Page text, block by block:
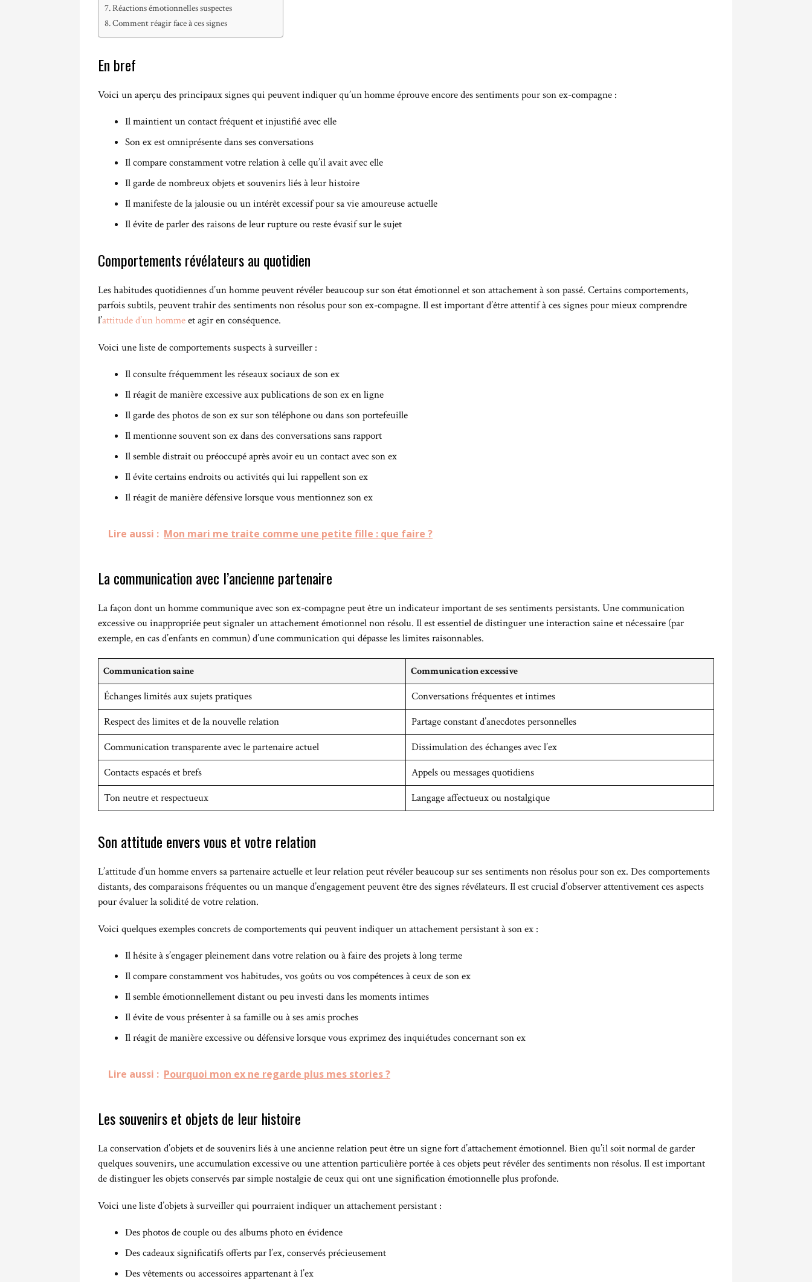
Réactions émotionnelles suspectes
Comment réagir face à ces signes
En bref
Voici un aperçu des principaux signes qui peuvent indiquer qu’un homme éprouve encore des sentiments pour son ex-compagne :
Il maintient un contact fréquent et injustifié avec elle
Son ex est omniprésente dans ses conversations
Il compare constamment votre relation à celle qu’il avait avec elle
Il garde de nombreux objets et souvenirs liés à leur histoire
Il manifeste de la jalousie ou un intérêt excessif pour sa vie amoureuse actuelle
Il évite de parler des raisons de leur rupture ou reste évasif sur le sujet
Comportements révélateurs au quotidien
Les habitudes quotidiennes d’un homme peuvent révéler beaucoup sur son état émotionnel et son attachement à son passé. Certains comportements,
parfois subtils, peuvent trahir des sentiments non résolus pour son ex-compagne. Il est important d’être attentif à ces signes pour mieux comprendre
l’attitude d’un hommeet agir en conséquence.
Voici une liste de comportements suspects à surveiller :
Il consulte fréquemment les réseaux sociaux de son ex
Il réagit de manière excessive aux publications de son ex en ligne
Il garde des photos de son ex sur son téléphone ou dans son portefeuille
Il mentionne souvent son ex dans des conversations sans rapport
Il semble distrait ou préoccupé après avoir eu un contact avec son ex
Il évite certains endroits ou activités qui lui rappellent son ex
Il réagit de manière défensive lorsque vous mentionnez son ex
Lire aussi : Mon mari me traite comme une petite fille : que faire ?
La communication avec l’ancienne partenaire
La façon dont un homme communique avec son ex-compagne peut être un indicateur important de ses sentiments persistants. Une communication
excessive ou inappropriée peut signaler un attachement émotionnel non résolu. Il est essentiel de distinguer une interaction saine et nécessaire (par
exemple, en cas d’enfants en commun) d’une communication qui dépasse les limites raisonnables.
Communication saine Communication excessive
Échanges limités aux sujets pratiques
Conversations fréquentes et intimes
Respect des limites et de la nouvelle relation
Partage constant d’anecdotes personnelles
Communication transparente avec le partenaire actuel
Dissimulation des échanges avec l’ex
Contacts espacés et brefs
Appels ou messages quotidiens
Ton neutre et respectueux
Langage affectueux ou nostalgique
Son attitude envers vous et votre relation
L’attitude d’un homme envers sa partenaire actuelle et leur relation peut révéler beaucoup sur ses sentiments non résolus pour son ex. Des comportements
distants, des comparaisons fréquentes ou un manque d’engagement peuvent être des signes révélateurs. Il est crucial d’observer attentivement ces aspects
pour évaluer la solidité de votre relation.
Voici quelques exemples concrets de comportements qui peuvent indiquer un attachement persistant à son ex :
Il hésite à s’engager pleinement dans votre relation ou à faire des projets à long terme
Il compare constamment vos habitudes, vos goûts ou vos compétences à ceux de son ex
Il semble émotionnellement distant ou peu investi dans les moments intimes
Il évite de vous présenter à sa famille ou à ses amis proches
Il réagit de manière excessive ou défensive lorsque vous exprimez des inquiétudes concernant son ex
Lire aussi : Pourquoi mon ex ne regarde plus mes stories ?
Les souvenirs et objets de leur histoire
La conservation d’objets et de souvenirs liés à une ancienne relation peut être un signe fort d’attachement émotionnel. Bien qu’il soit normal de garder
quelques souvenirs, une accumulation excessive ou une attention particulière portée à ces objets peut révéler des sentiments non résolus. Il est important
de distinguer les objets conservés par simple nostalgie de ceux qui ont une signification émotionnelle plus profonde.
Voici une liste d’objets à surveiller qui pourraient indiquer un attachement persistant :
Des photos de couple ou des albums photo en évidence
Des cadeaux significatifs offerts par l’ex, conservés précieusement
Des vêtements ou accessoires appartenant à l’ex